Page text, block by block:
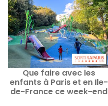
Que faire avec les
enfants à Paris et en Ile-
de-France ce week-end